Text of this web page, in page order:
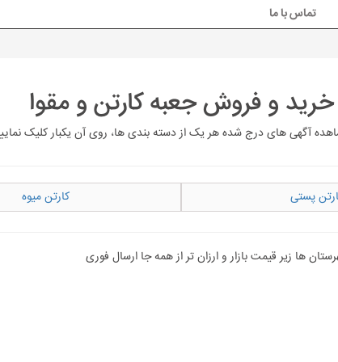
تماس با ما
خرید و فروش جعبه کارتن و مقوا
آگهی های درج شده هر یک از دسته بندی ها، روی آن یکبار کلیک
پستی کارتن میوه
ها زیر قیمت بازار و ارزان تر از همه جا ارسال فوری